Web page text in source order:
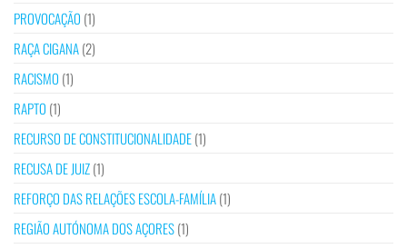
PROVOCAÇÃO (1)
RAÇA CIGANA(2)
RACISMO (1)
RAPTO (1)
RECURSO DE CONSTITUCIONALIDADE(1)
RECUSA DE JUIZ(1)
REFORÇO DAS RELAÇÕES ESCOLA-FAMÍLIA(1)
REGIÃO AUTÓNOMA DOS AÇORES(1)